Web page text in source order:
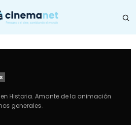
Historia. Amante de la animación
generales.